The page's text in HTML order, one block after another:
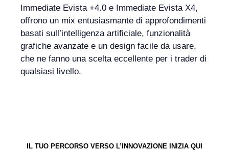
Immediate Evista +4.0 e Immediate Evista X4,
offrono un mix entusiasmante di approfondimenti
basati sull’intelligenza artificiale, funzionalità
grafiche avanzate e un design facile da usare,
che ne fanno una scelta eccellente per i trader di
qualsiasi livello.
IL TUO PERCORSO VERSO L’INNOVAZIONE INIZIA QUI